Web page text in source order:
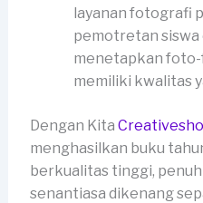
layanan fotografi
pemotretan siswa
menetapkan
memiliki kwalitas
Dengan Kita
menghasilkan buku
berkualitas tinggi,
senantiasa dikenang